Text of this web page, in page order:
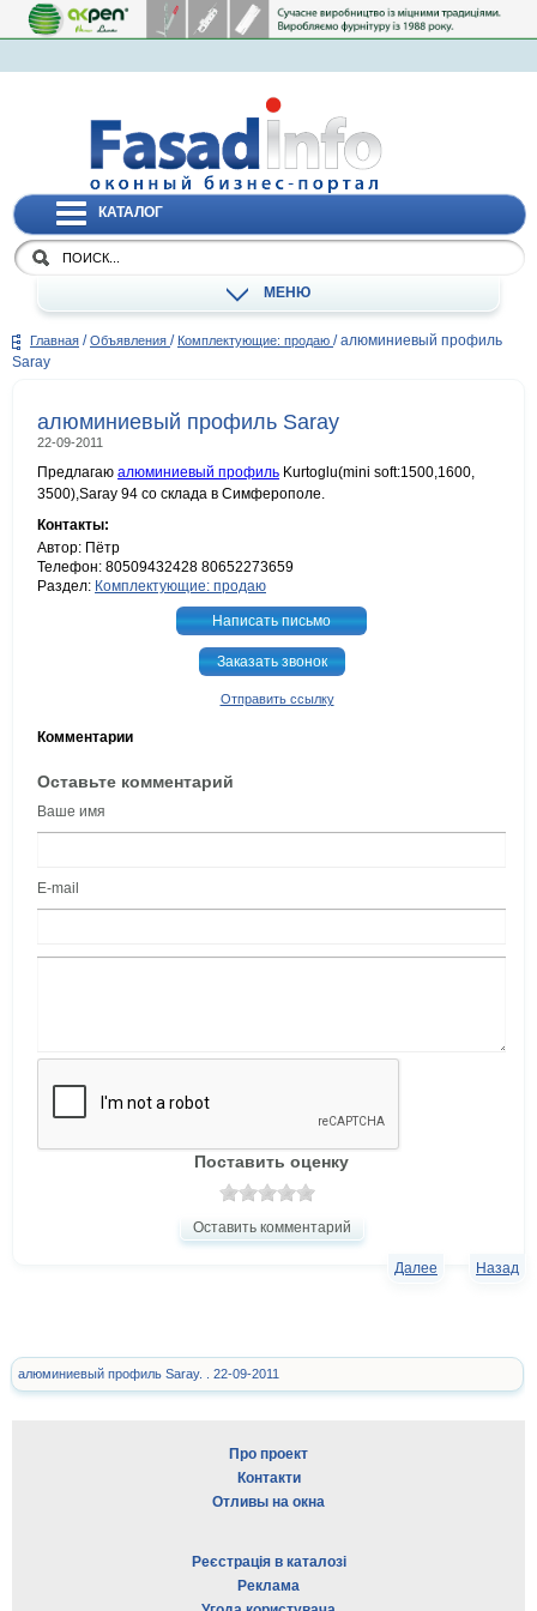
КАТАЛОГ
МЕНЮ
Главная / Объявления / Комплектующие: продаю / алюминиевый профиль
Saray
алюминиевый профиль Saray
22-09-2011
Предлагаю алюминиевый профиль Kurtoglu(mini soft:1500,1600,
3500),Saray 94 со склада в Симферополе.
Контакты:
Автор: Пётр
Телефон: 80509432428 80652273659
Раздел: Комплектующие: продаю
Написать письмо
Заказать звонок
Отправить ссылку
Комментарии
Оставьте комментарий
Ваше имя
E-mail
Поставить оценку
Оставить комментарий
Назад
Далее
алюминиевый профиль Saray. . 22-09-2011
Про проект
Контакти
Отливы на окна
Реєстрація в каталозі
Реклама